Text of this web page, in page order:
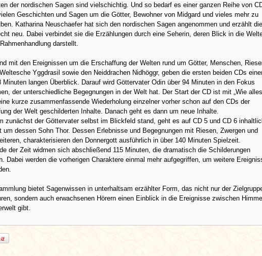
der nordischen Sagen sind vielschichtig. Und so bedarf es einer ganzen Reihe von
Geschichten und Sagen um die Götter, Bewohner von Midgard und vieles mehr zu
Katharina Neuschaefer hat sich den nordischen Sagen angenommen und erzählt
neu. Dabei verbindet sie die Erzählungen durch eine Seherin, deren Blick in die
darstellt.
mit den Ereignissen um die Erschaffung der Welten rund um Götter, Menschen,
Yggdrasil sowie den Neiddrachen Nidhöggr, geben die ersten beiden CDs
Minuten langen Überblick. Darauf wird Göttervater Odin über 94 Minuten in den Fokus
der unterschiedliche Begegnungen in der Welt hat. Der Start der CD ist mit „Wie alles
kurze zusammenfassende Wiederholung einzelner vorher schon auf den CDs der
der Welt geschilderten Inhalte. Danach geht es dann um neue Inhalte.
zunächst der Göttervater selbst im Blickfeld stand, geht es auf CD 5 und CD 6
um dessen Sohn Thor. Dessen Erlebnisse und Begegnungen mit Riesen, Zwergen und
charakterisieren den Donnergott ausführlich in über 140 Minuten Spielzeit.
der Zeit widmen sich abschließend 115 Minuten, die dramatisch die Schilderungen
Dabei werden die vorherigen Charaktere einmal mehr aufgegriffen, um weitere
bietet Sagenwissen in unterhaltsam erzählter Form, das nicht nur der
sondern auch erwachsenen Hörern einen Einblick in die Ereignisse zwischen Himmel
gibt.